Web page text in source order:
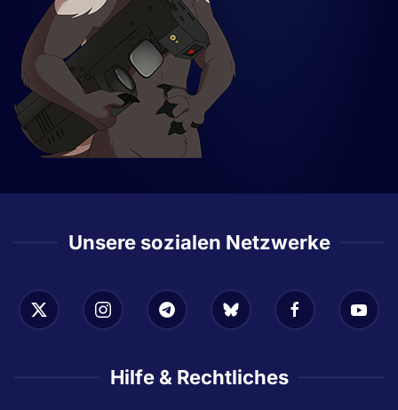
Unsere sozialen Netzwerke
Hilfe & Rechtliches